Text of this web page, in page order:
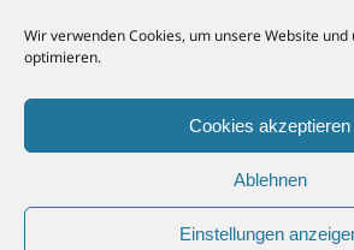
Wir verwenden Cookies, um unsere Website und
optimieren.
Cookies akzeptieren
Ablehnen
Einstellungen